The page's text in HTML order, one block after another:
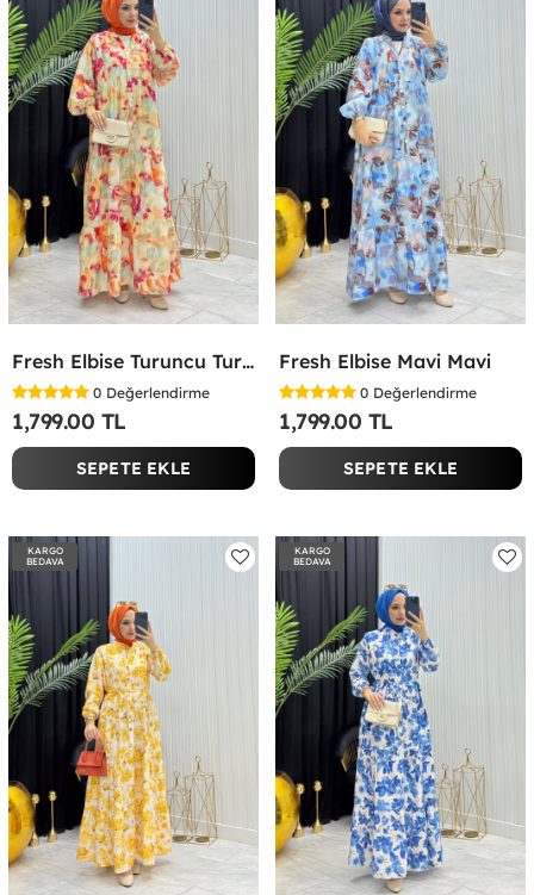
Fresh Elbise Turuncu Turuncu
0 Değerlendirme
1,799.00 TL
SEPETE EKLE
Fresh Elbise Mavi Mavi
0 Değerlendirme
1,799.00 TL
SEPETE EKLE
KARGO
BEDAVA
KARGO
BEDAVA